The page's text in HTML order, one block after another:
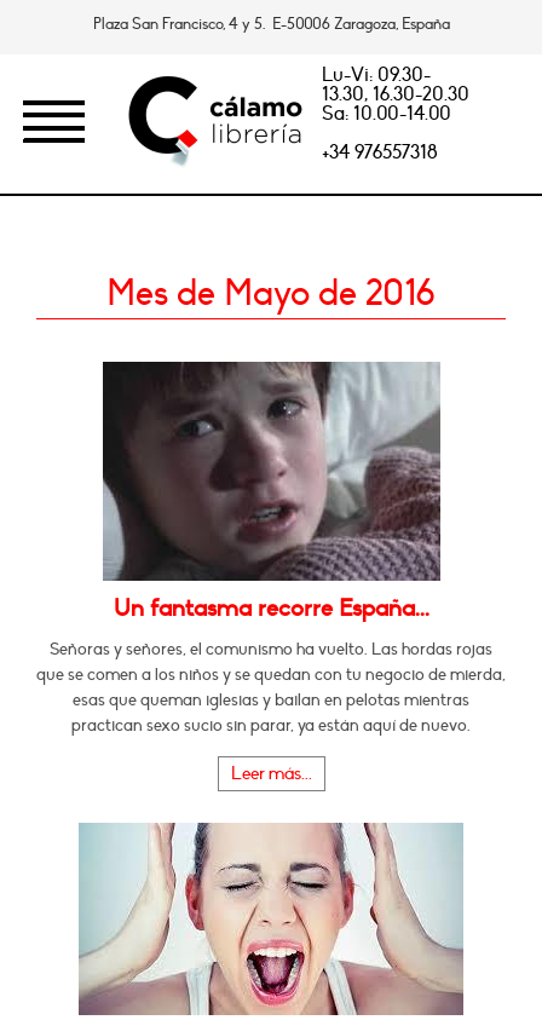
Plaza San Francisco, 4 y 5. E-50006 Zaragoza, España
Lu-Vi: 09.30-
13.30, 16.30-20.30
Sa: 10.00-14.00
+34 976557318
Mes de Mayo de 2016
Un fantasma recorre España...
Señoras y señores, el comunismo ha vuelto. Las hordas rojas
que se comen a los niños y se quedan con tu negocio de mierda,
esas que queman iglesias y bailan en pelotas mientras
practican sexo sucio sin parar, ya están aquí de nuevo.
Leer más...